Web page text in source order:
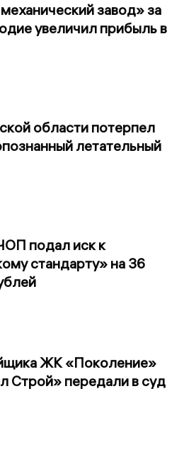
завод» за
увеличил прибыль в
области потерпел
летательный
подал иск к
стандарту» на 36
ЖК «Поколение»
Строй» передали в суд